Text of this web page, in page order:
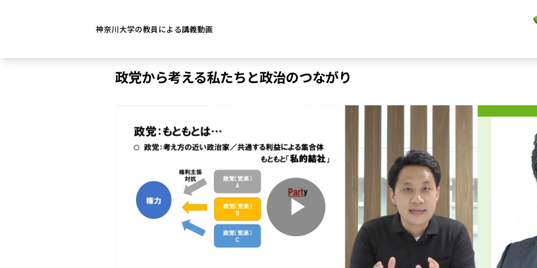
神奈川大学の教員による講義動画
政党から考える私たちと政治のつながり
P